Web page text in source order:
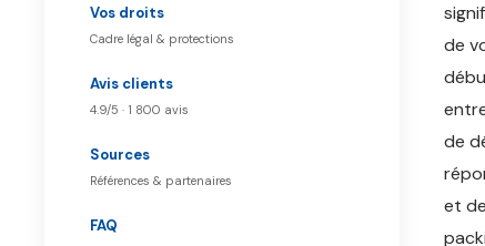
Vos droits
Cadre légal & protections
Avis clients
4.9/5 · 1 800 avis
Sources
Références & partenaires
FAQ
de
de
et